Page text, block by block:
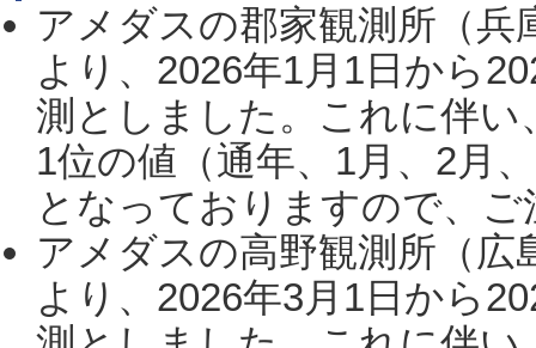
アメダスの郡家観測所（
より、2026年1月1日から
測としました。これに伴い
1位の値（通年、1月、2月
となっておりますので、
アメダスの高野観測所（
より、2026年3月1日から